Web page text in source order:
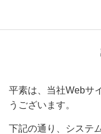
平素は、当社Webサ
うございます。
下記の通り、システ